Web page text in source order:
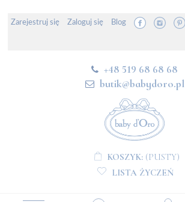
Zarejestruj się Zaloguj się Blog
+48 519 68 68 68
butik@babydoro.pl
KOSZYK: (PUSTY)
LISTA ŻYCZEŃ